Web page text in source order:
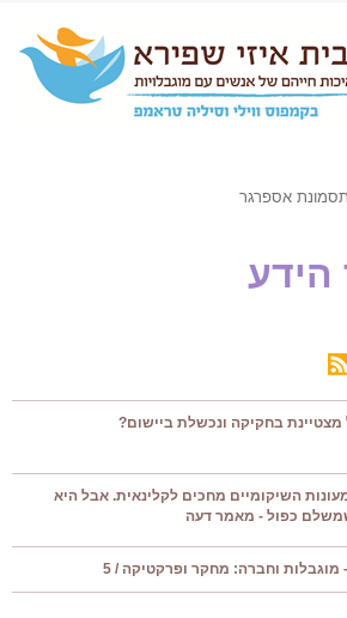
אספרגר
הידע
בחקיקה ונכשלת ביישום?
השיקומיים מחכים לקלינאית. אבל היא
כפול - מאמר דעה
מוגבלות וחברה: מחקר ופרקטיקה / 5